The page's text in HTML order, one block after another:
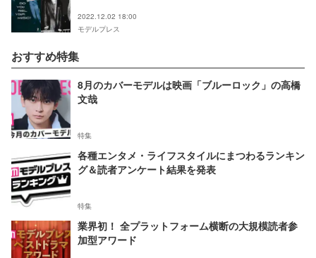
2022.12.02 18:00
モデルプレス
おすすめ特集
8月のカバーモデルは映画「ブルーロック」の高橋
文哉
特集
各種エンタメ・ライフスタイルにまつわるランキン
グ＆読者アンケート結果を発表
特集
業界初！ 全プラットフォーム横断の大規模読者参
加型アワード